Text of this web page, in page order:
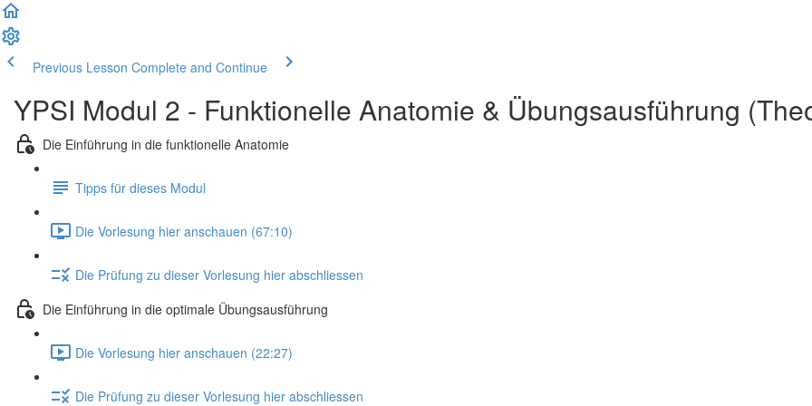
Previous Lesson Complete and Continue
YPSI Modul 2 - Funktionelle Anatomie & Übungsausführung
Die Einführung in die funktionelle Anatomie
Tipps für dieses Modul
Die Vorlesung hier anschauen (67:10)
Die Prüfung zu dieser Vorlesung hier abschliessen
Die Einführung in die optimale Übungsausführung
Die Vorlesung hier anschauen (22:27)
Die Prüfung zu dieser Vorlesung hier abschliessen